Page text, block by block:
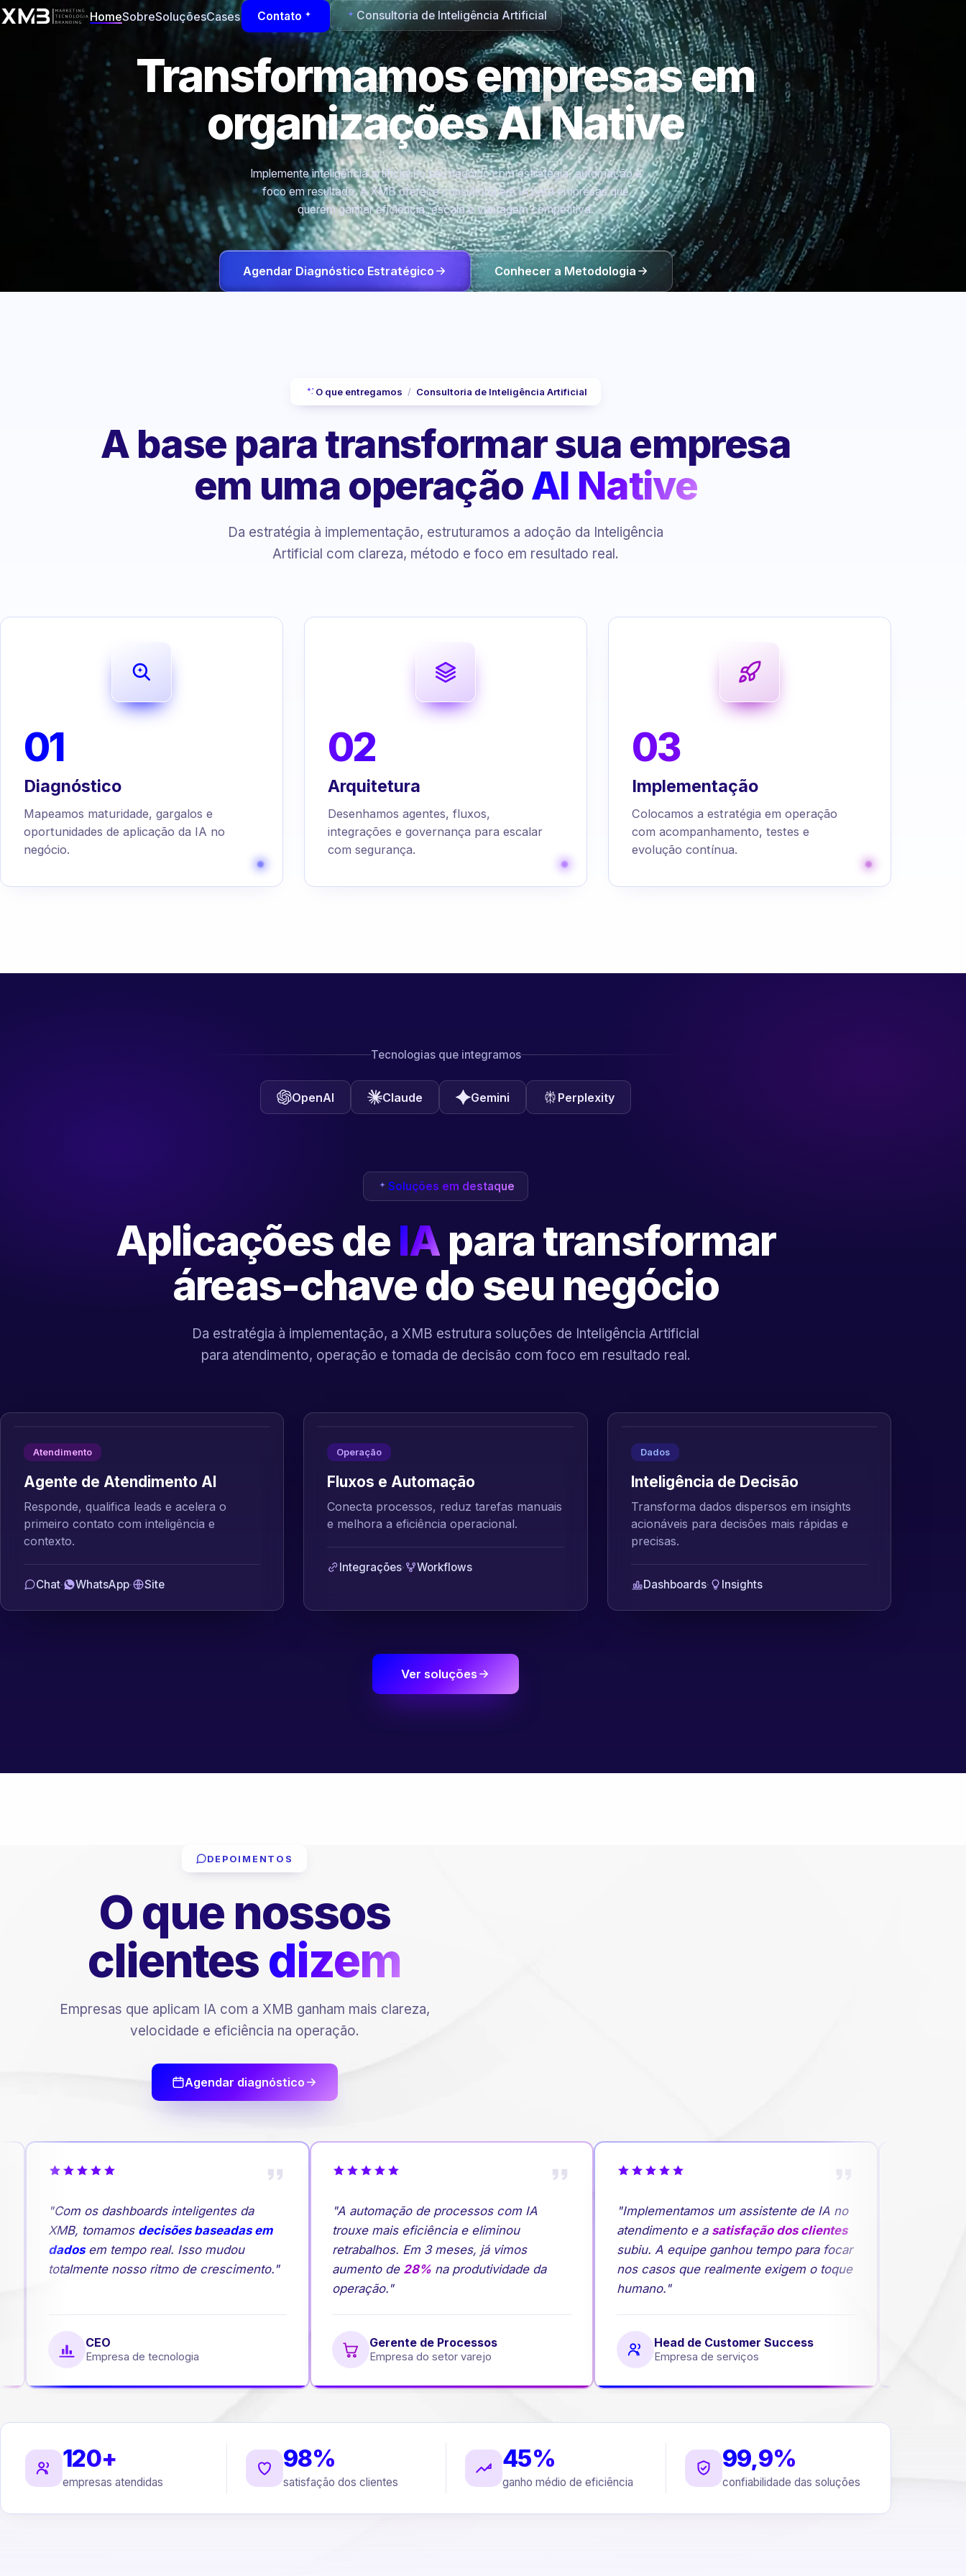
HomeSobreSoluçõesCases Contato Consultoria de Inteligência Artificial
Transformamos empresas em
organizaçõesAI Native
Implemente inteligência artificial no seu negócio com estratégia, automação e
foco em resultado. A XMB oferece consultoria em IA para empresas que
querem ganhar eficiência, escala e vantagem competitiva.
Agendar Diagnóstico Estratégico Conhecer a Metodologia
O que entregamos / Consultoria de Inteligência Artificial
A base para transformar sua empresa
em uma operaçãoAI Native
Da estratégia à implementação, estruturamos a adoção da Inteligência
Artificial com clareza, método e foco em resultado real.
01
Diagnóstico
Mapeamos maturidade, gargalos e
oportunidades de aplicação da IA no
negócio.
02
Arquitetura
Desenhamos agentes, fluxos,
integrações e governança para escalar
com segurança.
03
Implementação
Colocamos a estratégia em operação
com acompanhamento, testes e
evolução contínua.
Tecnologias que integramos
OpenAI Claude Gemini Perplexity
Soluções em destaque
Aplicações de IApara transformar
áreas-chave do seu negócio
Da estratégia à implementação, a XMB estrutura soluções de Inteligência Artificial
para atendimento, operação e tomada de decisão com foco em resultado real.
Atendimento
Agente de Atendimento AI
Responde, qualifica leads e acelera o
primeiro contato com inteligência e
contexto.
Chat· WhatsApp· Site
Operação
Fluxos e Automação
Conecta processos, reduz tarefas manuais
e melhora a eficiência operacional.
Integrações· Workflows
Dados
Inteligência de Decisão
Transforma dados dispersos em insights
acionáveis para decisões mais rápidas e
precisas.
Dashboards· Insights
Ver soluções
DEPOIMENTOS
O que nossos
clientesdizem
Empresas que aplicam IA com a XMB ganham mais clareza,
velocidade e eficiência na operação.
Agendar diagnóstico
"Com os dashboards inteligentes da
XMB, tomamosdecisões baseadas em
dadosem tempo real. Isso mudou
totalmente nosso ritmo de crescimento."
CEO
Empresa de tecnologia
"A automação de processos com IA
trouxe mais eficiência e eliminou
retrabalhos. Em 3 meses, já vimos
aumento de28%na produtividade da
operação."
Gerente de Processos
Empresa do setor varejo
"Implementamos um assistente de IA no
atendimento e asatisfação dos clientes
subiu. A equipe ganhou tempo para focar
nos casos que realmente exigem o toque
humano."
Head de Customer Success
Empresa de serviços
120+
empresas atendidas
98%
satisfação dos clientes
45%
ganho médio de eficiência
99,9%
confiabilidade das soluções